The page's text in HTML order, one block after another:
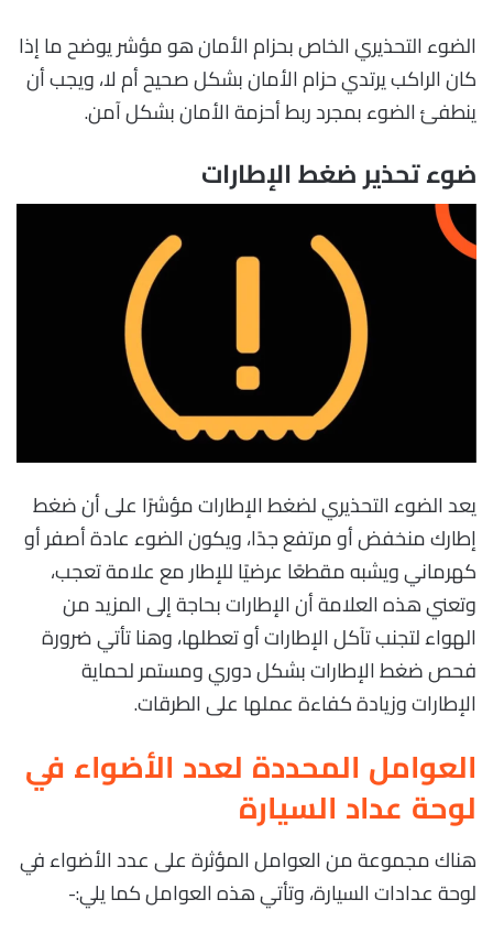
الضوء التحذيري الخاص بحزام الأمان هو مؤشر يوضح ما إذا
كان الراكب يرتدي حزام الأمان بشكل صحيح أم لا، ويجب أن
ينطفئ الضوء بمجرد ربط أحزمة الأمان بشكل آمن.
ضوء تحذير ضغط الإطارات
يعد الضوء التحذيري لضغط الإطارات مؤشرًا على أن ضغط
إطارك منخفض أو مرتفع جدًا، ويكون الضوء عادة أصفر أو
كهرماني ويشبه مقطعًا عرضيًا للإطار مع علامة تعجب،
وتعني هذه العلامة أن الإطارات بحاجة إلى المزيد من
الهواء لتجنب تآكل الإطارات أو تعطلها، وهنا تأتي ضرورة
فحص ضغط الإطارات بشكل دوري ومستمر لحماية
الإطارات وزيادة كفاءة عملها على الطرقات.
العوامل المحددة لعدد الأضواء في
لوحة عداد السيارة
هناك مجموعة من العوامل المؤثرة على عدد الأضواء في
لوحة عدادات السيارة، وتأتي هذه العوامل كما يلي:-